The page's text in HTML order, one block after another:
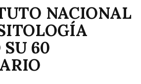
NACIONAL
SU 60